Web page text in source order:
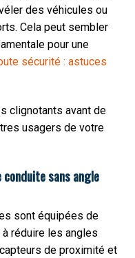
des véhicules ou
Cela peut sembler
pour une
sécurité : astuces
clignotants avant de
usagers de votre
sans angle
sont équipées de
réduire les angles
de proximité et